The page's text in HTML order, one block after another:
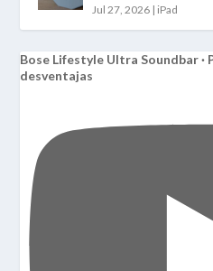
Jul 27, 2026 | iPad
Bose Lifestyle Ultra Soundbar ·
desventajas